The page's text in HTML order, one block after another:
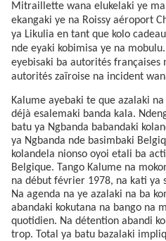
Mitraillette wana elukelaki ye
ekangaki ye na Roissy aéroport
ya Likulia en tant que kolo
nde eyaki kobimisa ye na
eyebisaki ba autorités françaises
autorités zaïroise na incident
Kalume ayebaki te que azalaki
déjà esalemaki banda kala.
batu ya Ngbanda babandaki
ya Ngbanda nde basimbaki
kolandela nionso oyoi etali ba
Belgique. Tango Kalume na
na début février 1978, na kati ya
Na agenda na ye azalaki na ba
abandaki kokutana na bango na
quotidien. Na détention abandi
trop. Total ya batu bazalaki